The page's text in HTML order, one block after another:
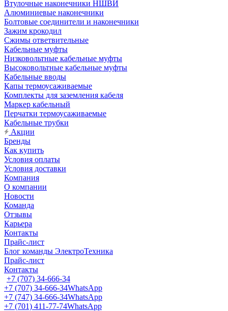
Втулочные наконечники НШВИ
Алюминиевые наконечники
Болтовые соединители и наконечники
Зажим крокодил
Сжимы ответвительные
Кабельные муфты
Низковольтные кабельные муфты
Высоковольтные кабельные муфты
Кабельные вводы
Капы термоусаживаемые
Комплекты для заземления кабеля
Маркер кабельный
Перчатки термоусаживаемые
Кабельные трубки
Акции
Бренды
Как купить
Условия оплаты
Условия доставки
Компания
О компании
Новости
Команда
Отзывы
Карьера
Контакты
Прайс-лист
Блог команды ЭлектроТехника
Прайс-лист
Контакты
+7 (707) 34-666-34
+7 (707) 34-666-34WhatsApp
+7 (747) 34-666-34WhatsApp
+7 (701) 411-77-74WhatsApp